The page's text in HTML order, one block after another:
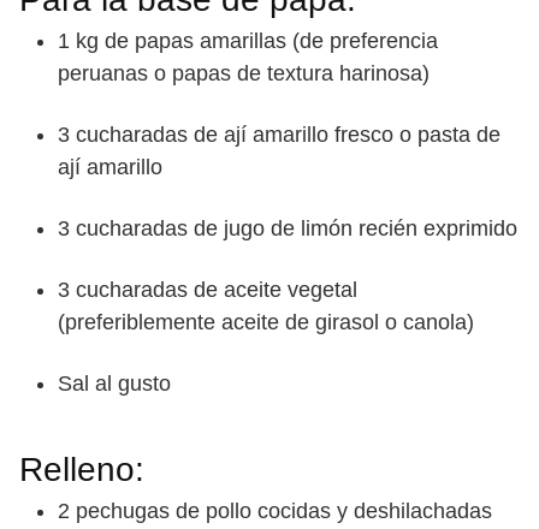
1 kg de papas amarillas (de preferencia
peruanas o papas de textura harinosa)
3 cucharadas de ají amarillo fresco o pasta de
ají amarillo
3 cucharadas de jugo de limón recién exprimido
3 cucharadas de aceite vegetal
(preferiblemente aceite de girasol o canola)
Sal al gusto
Relleno:
2 pechugas de pollo cocidas y deshilachadas